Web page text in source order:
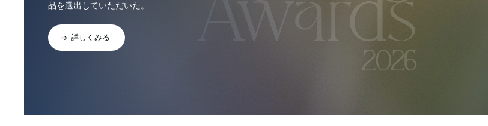
品を選出していただいた。
詳しくみる